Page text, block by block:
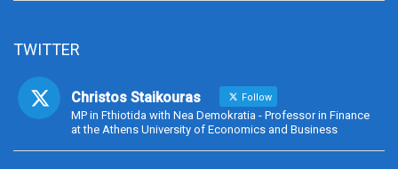
TWITTER
Christos Staikouras Follow
MP in Fthiotida with Nea Demokratia - Professor in Finance
at the Athens University of Economics and Business